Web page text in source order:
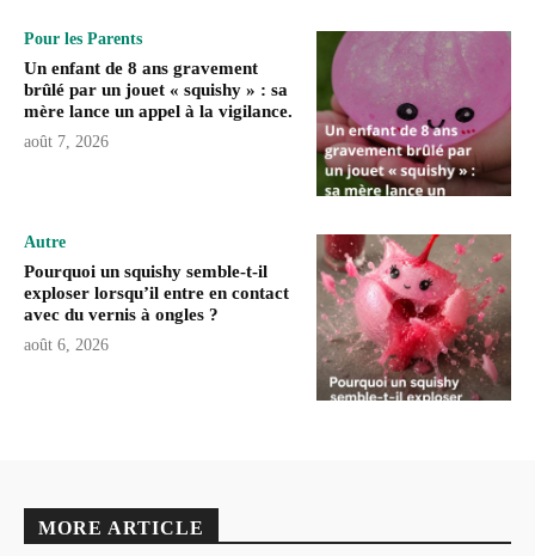
Pour les Parents
Un enfant de 8 ans gravement
brûlé par un jouet « squishy » : sa
mère lance un appel à la vigilance.
août 7, 2026
Autre
Pourquoi un squishy semble-t-il
exploser lorsqu’il entre en contact
avec du vernis à ongles ?
août 6, 2026
MORE ARTICLE